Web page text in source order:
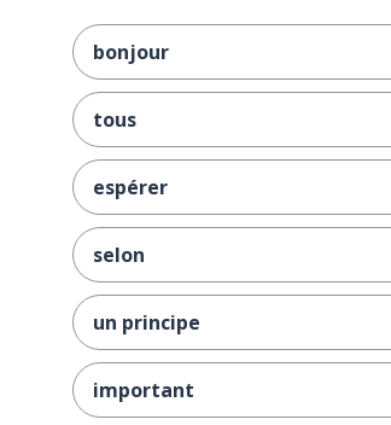
bonjour
tous
espérer
selon
un principe
important